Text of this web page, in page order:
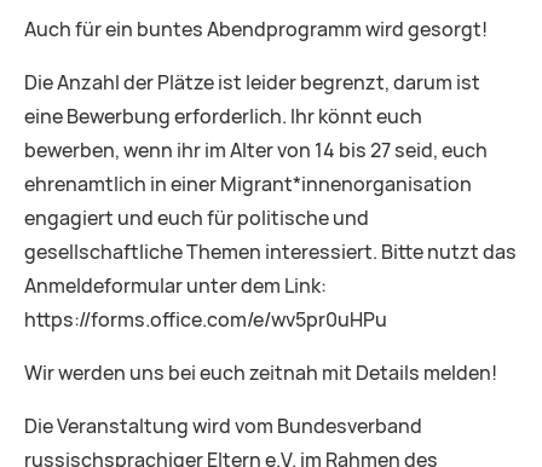
Auch für ein buntes Abendprogramm wird gesorgt!
Die Anzahl der Plätze ist leider begrenzt, darum ist
eine Bewerbung erforderlich. Ihr könnt euch
bewerben, wenn ihr im Alter von 14 bis 27 seid, euch
ehrenamtlich in einer Migrant*innenorganisation
engagiert und euch für politische und
gesellschaftliche Themen interessiert. Bitte nutzt das
Anmeldeformular unter dem Link:
https://forms.office.com/e/wv5pr0uHPu
Wir werden uns bei euch zeitnah mit Details melden!
Die Veranstaltung wird vom Bundesverband
russischsprachiger Eltern e.V. im Rahmen des